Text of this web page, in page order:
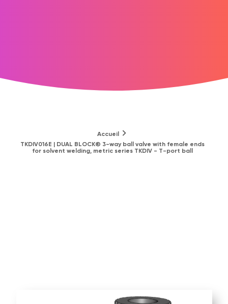
Accueil
TKDIV016E | DUAL BLOCK® 3-way ball valve with female ends
for solvent welding, metric series TKDIV - T-port ball